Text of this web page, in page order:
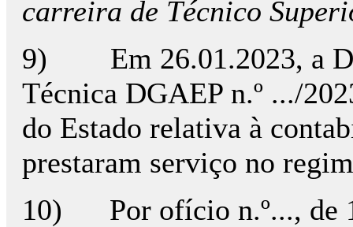
carreira de Técnico
9) Em 26.01.2023, a
Técnica DGAEP n.º .../
do Estado relativa à
prestaram serviço no
10) Por ofício n.º..., de